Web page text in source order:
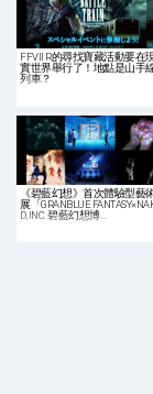
FFVII R的尋找寶藏活動要在
實世界舉行了！地點是山手
列車？
《碧藍幻想》首次體驗型藝
展「GRANBLUE
D, INC. 碧藍幻想博…